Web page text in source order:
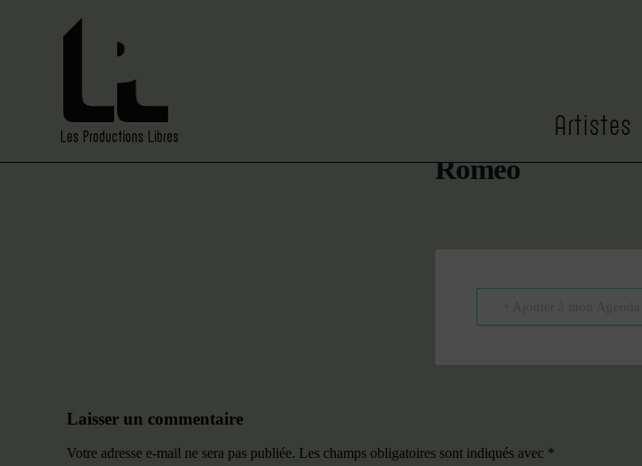
Les Productions Libres Artistes
Roméo
Laisser un commentaire
Votre adresse e-mail ne sera pas publiée. Les champs obligatoires sont indiqués avec *